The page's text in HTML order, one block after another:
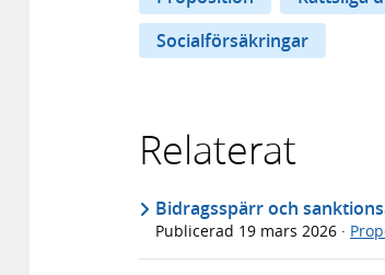
Socialförsäkringar
Relaterat
Bidragsspärr och
Publicerad 19 mars 2026 ·